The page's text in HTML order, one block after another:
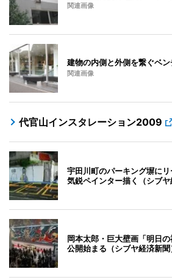
関連画像
建物の内側と外側を繋ぐベン
関連画像
代官山インスタレーション2009
宇田川町のパーキング塀に
気鋭ペインター描く（シブヤ
岡本太郎・巨大壁画「明日
公開始まる（シブヤ経済新聞